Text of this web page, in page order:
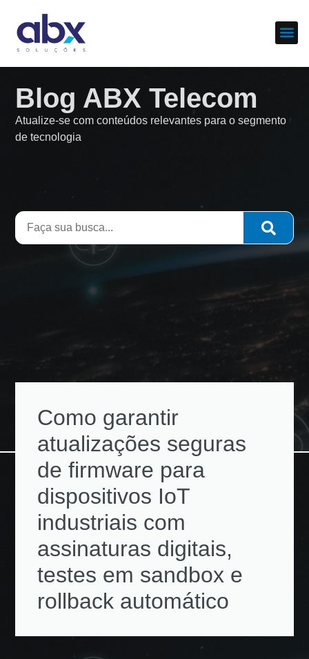
Blog ABX Telecom
Atualize-se com conteúdos relevantes para o segmento
de tecnologia
Como garantir
atualizações seguras
de firmware para
dispositivos IoT
industriais com
assinaturas digitais,
testes em sandbox e
rollback automático